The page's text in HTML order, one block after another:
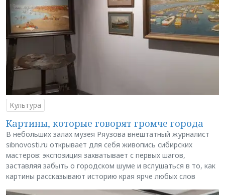
Культура
Картины, которые говорят громче города
В небольших залах музея Ряузова внештатный журналист
sibnovosti.ru открывает для себя живопись сибирских
мастеров: экспозиция захватывает с первых шагов,
заставляя забыть о городском шуме и вслушаться в то, как
картины рассказывают историю края ярче любых слов